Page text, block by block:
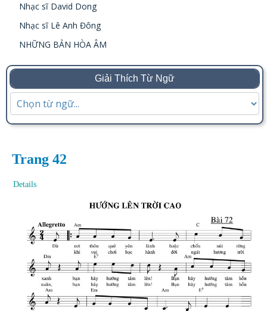
Nhạc sĩ David Dong
Nhạc sĩ Lê Anh Đông
NHỮNG BẢN HÒA ÂM
Giải Thích Từ Ngữ
Trang 42
Details